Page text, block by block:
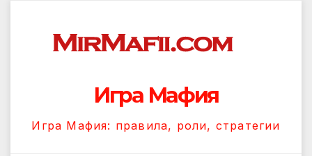
содержанию
Игра Мафия
Игра Мафия: правила, роли, стратегии